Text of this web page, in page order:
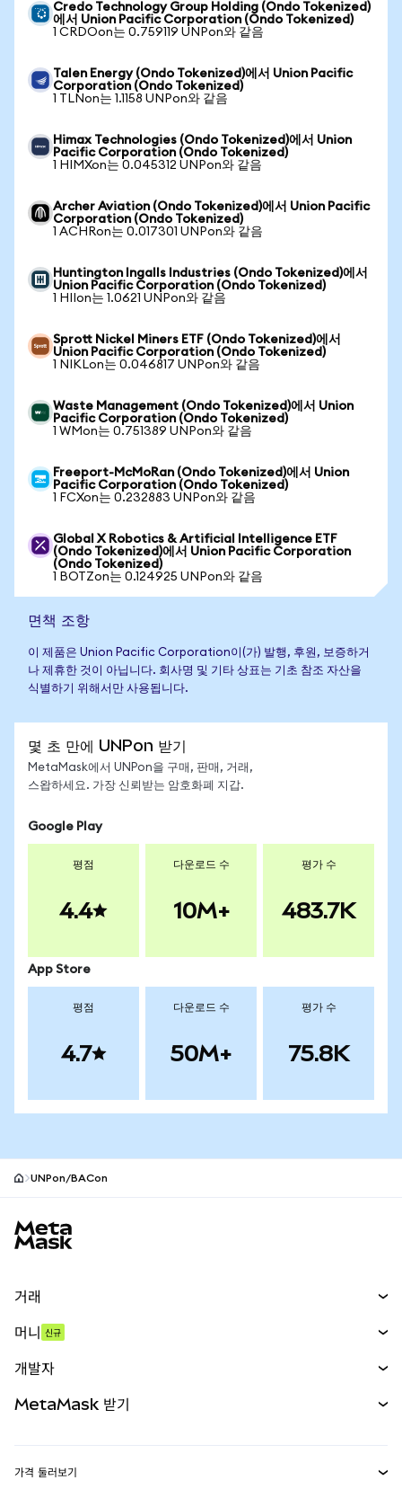
Credo Technology Group Holding (Ondo Tokenized)
에서 Union Pacific Corporation (Ondo Tokenized)
1 CRDOon는 0.759119 UNPon와 같음
Talen Energy (Ondo Tokenized)에서 Union Pacific
Corporation (Ondo Tokenized)
1 TLNon는 1.1158 UNPon와 같음
Himax Technologies (Ondo Tokenized)에서 Union
Pacific Corporation (Ondo Tokenized)
1 HIMXon는 0.045312 UNPon와 같음
Archer Aviation (Ondo Tokenized)에서 Union Pacific
Corporation (Ondo Tokenized)
1 ACHRon는 0.017301 UNPon와 같음
Huntington Ingalls Industries (Ondo Tokenized)에서
Union Pacific Corporation (Ondo Tokenized)
1 HIIon는 1.0621 UNPon와 같음
Sprott Nickel Miners ETF (Ondo Tokenized)에서
Union Pacific Corporation (Ondo Tokenized)
1 NIKLon는 0.046817 UNPon와 같음
Waste Management (Ondo Tokenized)에서 Union
Pacific Corporation (Ondo Tokenized)
1 WMon는 0.751389 UNPon와 같음
Freeport-McMoRan (Ondo Tokenized)에서 Union
Pacific Corporation (Ondo Tokenized)
1 FCXon는 0.232883 UNPon와 같음
Global X Robotics & Artificial Intelligence ETF
(Ondo Tokenized)에서 Union Pacific Corporation
(Ondo Tokenized)
1 BOTZon는 0.124925 UNPon와 같음
면책 조항
이 제품은 Union Pacific Corporation이(가) 발행, 후원, 보증하거
나 제휴한 것이 아닙니다. 회사명 및 기타 상표는 기초 참조 자산을
식별하기 위해서만 사용됩니다.
몇 초 만에 UNPon 받기
MetaMask에서 UNPon을 구매, 판매, 거래,
스왑하세요. 가장 신뢰받는 암호화폐 지갑.
Google Play
평점
4.4
다운로드 수
10M+
평가 수
483.7K
App Store
평점
4.7
다운로드 수
50M+
평가 수
75.8K
UNPon/BACon
거래
무기한 선물
실물자산
머니 신규
개발자
MetaMask 받기
가격 둘러보기